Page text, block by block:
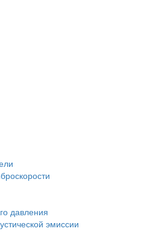
давления
эмиссии